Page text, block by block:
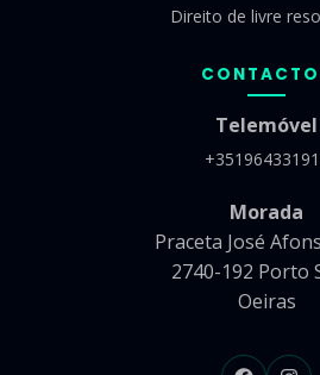
Direito de livre
Telemóvel
Morada
Praceta José
2740-192 Porto
Oeiras